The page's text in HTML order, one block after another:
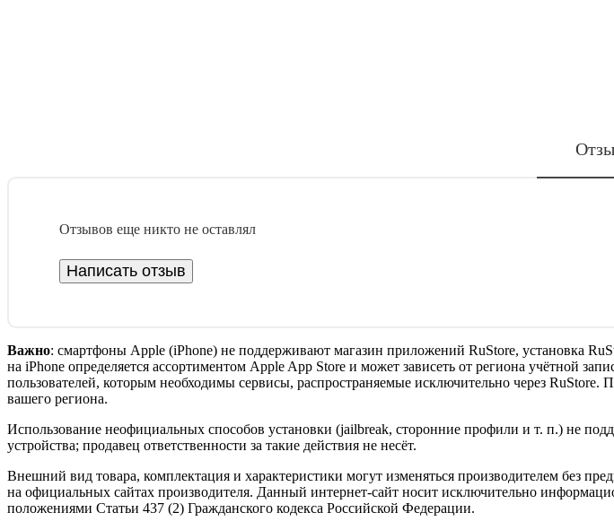
Отзывов еще никто не оставлял
Написать отзыв
Важно: смартфоны Apple (iPhone) не поддерживают магазин приложений RuStore, установка
на iPhone определяется ассортиментом Apple App Store и может зависеть от региона учётной
пользователей, которым необходимы сервисы, распространяемые исключительно через
вашего региона.
Использование неофициальных способов установки (jailbreak, сторонние профили и т. п.) не
устройства; продавец ответственности за такие действия не несёт.
Внешний вид товара, комплектация и характеристики могут изменяться производителем без
на официальных сайтах производителя. Данный интернет-сайт носит исключительно
положениями Статьи 437 (2) Гражданского кодекса Российской Федерации.